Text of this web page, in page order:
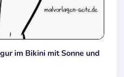
im Bikini mit Sonne und